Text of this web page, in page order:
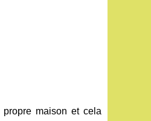
maison et cela